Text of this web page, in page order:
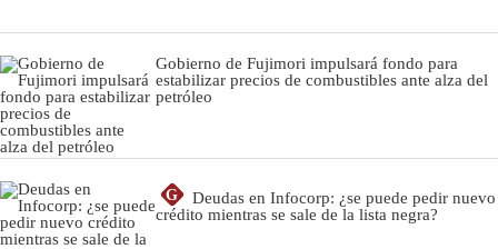
Gobierno de Fujimori impulsará fondo para
estabilizar precios de combustibles ante alza del
petróleo
G
Deudas en Infocorp: ¿se puede pedir nuevo
crédito mientras se sale de la lista negra?